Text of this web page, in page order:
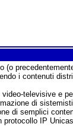
(o
i contenuti
televisive e
di
di semplici
IP